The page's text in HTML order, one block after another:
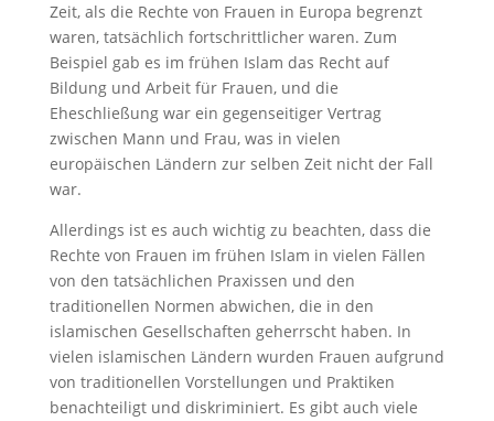
Zeit, als die Rechte von Frauen in Europa begrenzt
waren, tatsächlich fortschrittlicher waren. Zum
Beispiel gab es im frühen Islam das Recht auf
Bildung und Arbeit für Frauen, und die
Eheschließung war ein gegenseitiger Vertrag
zwischen Mann und Frau, was in vielen
europäischen Ländern zur selben Zeit nicht der Fall
war.
Allerdings ist es auch wichtig zu beachten, dass die
Rechte von Frauen im frühen Islam in vielen Fällen
von den tatsächlichen Praxissen und den
traditionellen Normen abwichen, die in den
islamischen Gesellschaften geherrscht haben. In
vielen islamischen Ländern wurden Frauen aufgrund
von traditionellen Vorstellungen und Praktiken
benachteiligt und diskriminiert. Es gibt auch viele